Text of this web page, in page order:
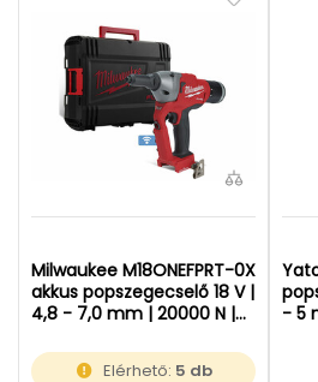
Milwaukee M18ONEFPRT-0X
akkus popszegecselő 18 V |
4,8 - 7,0 mm | 20000 N |
töltő nélkül | Heavy Duty
Elérhető: 5 db
- 5